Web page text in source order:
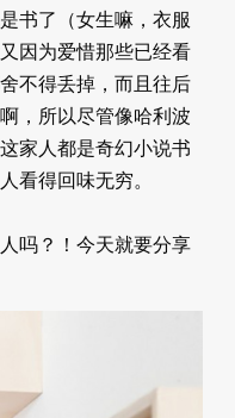
书了（女生嘛，衣服
因为爱惜那些已经看
不得丢掉，而且往后
，所以尽管像哈利波
家人都是奇幻小说书
看得回味无穷。
吗？！今天就要分享